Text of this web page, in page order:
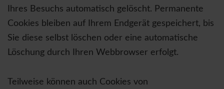
Ihres Besuchs automatisch gelöscht. Permanente
Cookies bleiben auf Ihrem Endgerät gespeichert, bis
Sie diese selbst löschen oder eine automatische
Löschung durch Ihren Webbrowser erfolgt.
Teilweise können auch Cookies von